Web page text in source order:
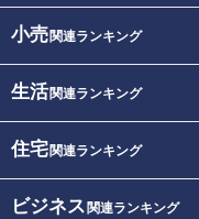
小売関連ランキング
生活関連ランキング
住宅関連ランキング
ビジネス 関連ランキング